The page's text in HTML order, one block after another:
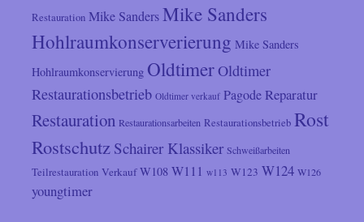
Restauration Mike SandersMike Sanders
Hohlraumkonserverierung Mike Sanders
Hohlraumkonservierung OldtimerOldtimer
Restaurationsbetrieb Oldtimer verkauf PagodeReparatur
Restauration Restaurationsarbeiten Restaurationsbetrieb Rost
Rostschutz Schairer Klassiker Schweißarbeiten
Teilrestauration Verkauf W108 W111 w113 W123 W124 W126
youngtimer